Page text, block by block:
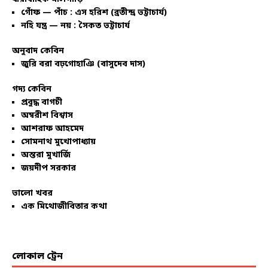
গোঁফ — পাঁচ : এস হরিশ (ব্রতীন্দ্র ভট্টাচার্য)
নহি যন্ত্র — নয় : সৈকত ভট্টাচার্য
অনুবাদ কেবিন
জুরি বরা বঢ়গোহাঞি (বাসুদেব দাস)
গদ্য কেবিন
প্রবুদ্ধ বাগচী
অম্বরীশ বিশ্বাস
আশরাফ আহমেদ
সোমনাথ মুখোপাধ্যায়
অন্তরা মুখার্জি
জয়দীপ সরকার
ভালো খবর
এক মিথোজীবিতার কথা
লোকাল ট্রেন